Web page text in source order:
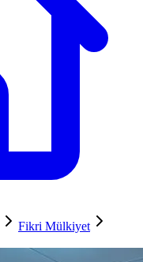
Fikri Mülkiyet